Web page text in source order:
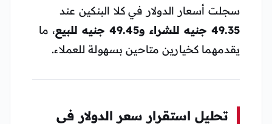
سجلت أسعار الدولار في كلا البنكين عند
49.35 جنيه للشراء و49.45 جنيه للبيع
، ما
يقدمهما كخيارين متاحين بسهولة للعملاء.
تحليل استقرار سعر الدولار في